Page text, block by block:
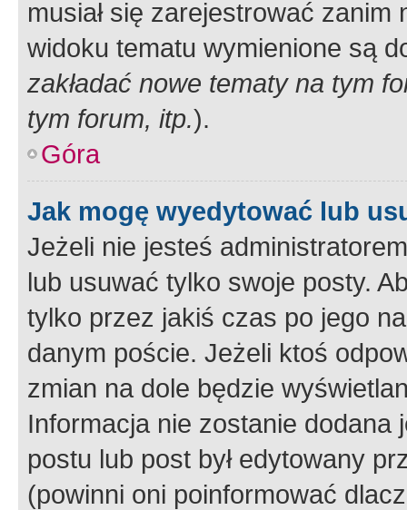
musiał się zarejestrować
widoku tematu wymienione są
zakładać nowe tematy na tym
tym forum, itp.).
Góra
Jak mogę wyedytować lub
Jeżeli nie jesteś
lub usuwać tylko swoje posty.
tylko przez jakiś czas po jego
danym poście. Jeżeli ktoś
zmian na dole będzie
Informacja nie zostanie dodana
postu lub post był edytowany
(powinni oni poinformować